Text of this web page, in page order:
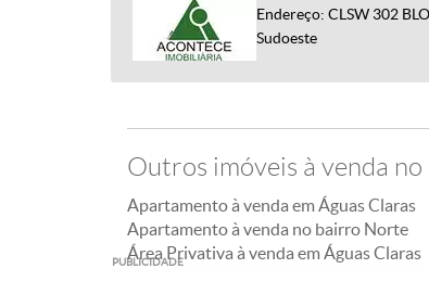
Endereço: CLSW 302
Sudoeste
Outros imóveis à venda
Apartamento à venda em Águas Claras
Apartamento à venda no bairro Norte
Área Privativa à venda em Águas Claras
PUBLICIDADE